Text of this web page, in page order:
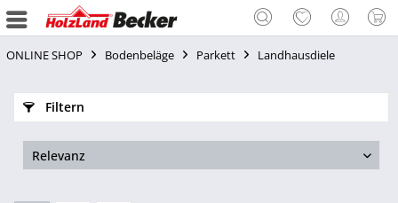
ONLINE SHOP Bodenbeläge Parkett Landhausdiele
Filtern